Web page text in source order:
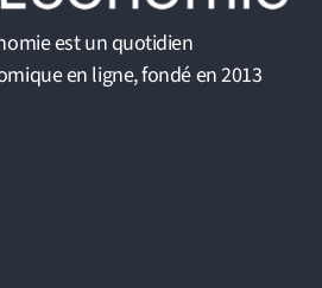
est un quotidien
en ligne, fondé en 2013